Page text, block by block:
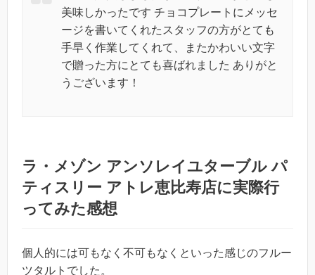
美味しかったです チョコプレートにメッセ
ージを書いてくれたスタッフの方がとても
手早く作業してくれて、またかわいい文字
で贈った方にとても喜ばれました ありがと
うございます！
ラ・メゾン アンソレイユターブル パ
ティスリー アトレ恵比寿店に実際行
ってみた感想
個人的には可もなく不可もなくといった感じのフルー
ツタルトでした。